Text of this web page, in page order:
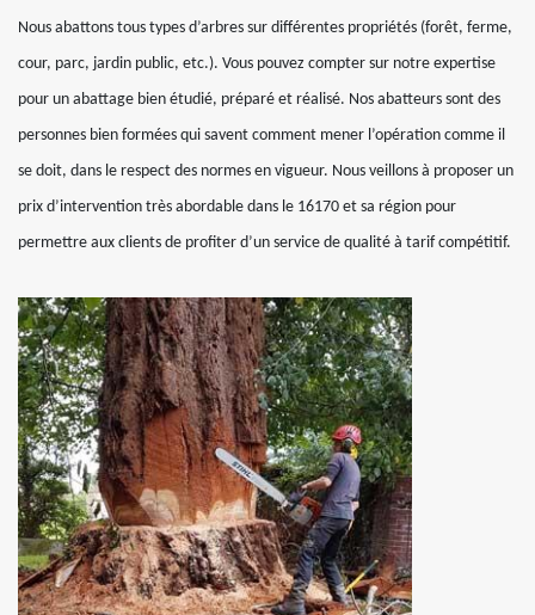
Nous abattons tous types d’arbres sur différentes propriétés (forêt, ferme,
cour, parc, jardin public, etc.). Vous pouvez compter sur notre expertise
pour un abattage bien étudié, préparé et réalisé. Nos abatteurs sont des
personnes bien formées qui savent comment mener l’opération comme il
se doit, dans le respect des normes en vigueur. Nous veillons à proposer un
prix d’intervention très abordable dans le 16170 et sa région pour
permettre aux clients de profiter d’un service de qualité à tarif compétitif.